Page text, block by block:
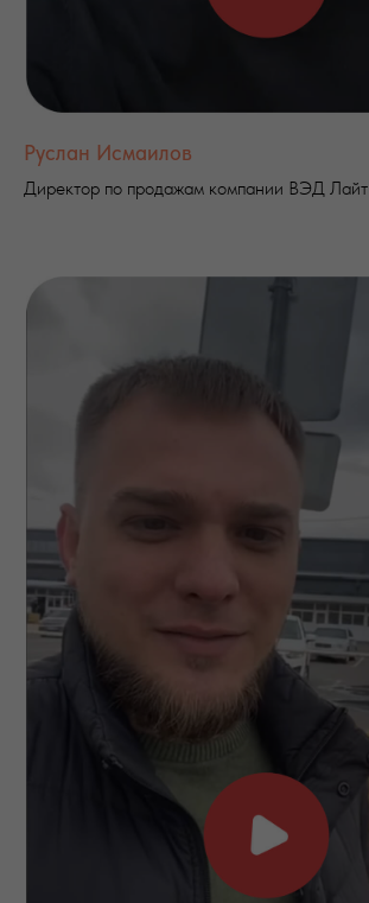
Руслан Исмаилов
Директор по продажам компании ВЭД Лайт